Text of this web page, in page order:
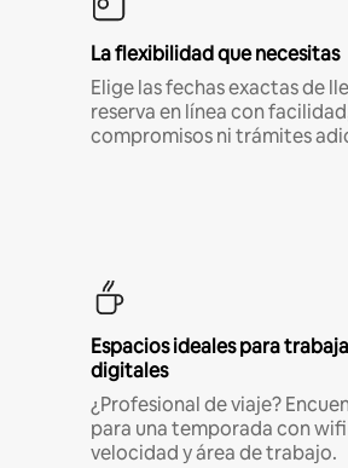
La flexibilidad que necesitas
Elige las fechas exactas de
reserva en línea con
compromisos ni trámites
Espacios ideales para
digitales
¿Profesional de viaje?
para una temporada con
velocidad y área de trabajo.